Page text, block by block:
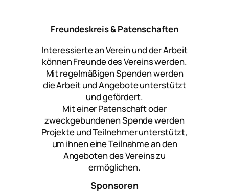
Freundeskreis & Patenschaften
Interessierte an Verein und der Arbeit
können Freunde des Vereins werden.
Mit regelmäßigen Spenden werden
die Arbeit und Angebote unterstützt
und gefördert.
Mit einer Patenschaft oder
zweckgebundenen Spende werden
Projekte und Teilnehmer unterstützt,
um ihnen eine Teilnahme an den
Angeboten des Vereins zu
ermöglichen.
Sponsoren